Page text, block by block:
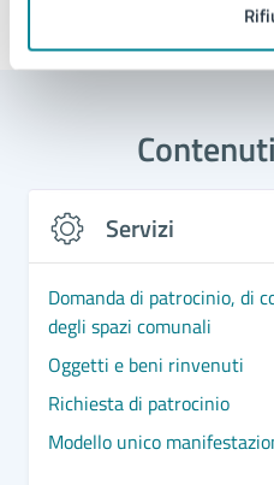
03/
Servizi
Domanda di patrocinio, di
degli spazi comunali
Oggetti e beni rinvenuti
Richiesta di patrocinio
Modello unico